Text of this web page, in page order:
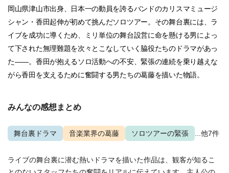
岡山県津山市出身、日本一の動員を誇るバンドのカリスマミュージ
シャン・香田起伸が初めて挑んだソロツアー。その舞台裏には、ラ
イブを成功に導くため、ミリ単位の舞台設営に命を懸ける男によっ
て下された無理難題を次々とこなしていく脇役たちのドラマがあっ
た――。香田が抱えるソロ活動への不安、緊張の連続を乗り越えな
がら香田を支えるために奮闘する男たちの葛藤を描いた物語。
みんなの感想まとめ
舞台裏ドラマ 音楽業界の葛藤 ソロツアーの緊張 ...他7件
ライブの舞台裏に潜む熱いドラマを描いた作品は、観客が知るこ